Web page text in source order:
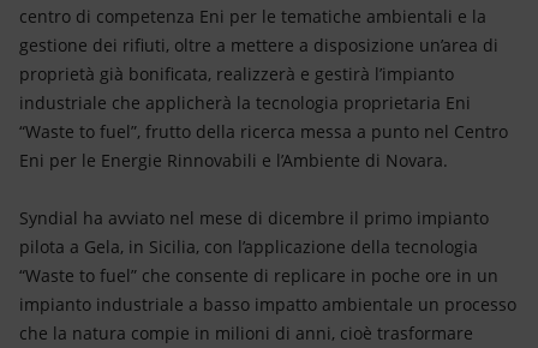
centro di competenza Eni per le tematiche ambientali e la
gestione dei rifiuti, oltre a mettere a disposizione un’area di
proprietà già bonificata, realizzerà e gestirà l’impianto
industriale che applicherà la tecnologia proprietaria Eni
“Waste to fuel”, frutto della ricerca messa a punto nel Centro
Eni per le Energie Rinnovabili e l’Ambiente di Novara.
Syndial ha avviato nel mese di dicembre il primo impianto
pilota a Gela, in Sicilia, con l’applicazione della tecnologia
“Waste to fuel” che consente di replicare in poche ore in un
impianto industriale a basso impatto ambientale un processo
che la natura compie in milioni di anni, cioè trasformare